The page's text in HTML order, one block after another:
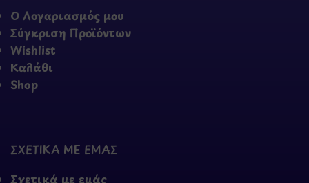
Ο Λογαριασμός μου
Σύγκριση Προϊόντων
Wishlist
Καλάθι
Shop
ΣΧΕΤΙΚΑ ΜΕ ΕΜΑΣ
Σχετικά με εμάς